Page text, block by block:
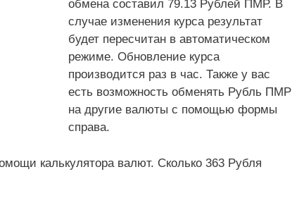
обмена составил 79.13 Рублей ПМР. В
случае изменения курса результат
будет пересчитан в автоматическом
режиме. Обновление курса
производится раз в час. Также у вас
есть возможность обменять Рубль ПМР
на другие валюты с помощью формы
справа.
калькулятора валют. Сколько 363 Рубля